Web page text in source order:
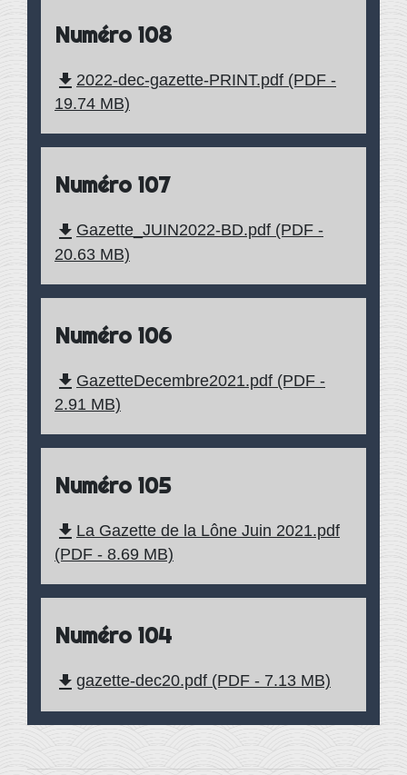
Numéro 108
file_download 2022-dec-gazette-PRINT.pdf (PDF -
19.74 MB)
Numéro 107
file_download Gazette_JUIN2022-BD.pdf (PDF -
20.63 MB)
Numéro 106
file_download GazetteDecembre2021.pdf (PDF -
2.91 MB)
Numéro 105
file_download La Gazette de la Lône Juin 2021.pdf
(PDF - 8.69 MB)
Numéro 104
file_download gazette-dec20.pdf (PDF - 7.13 MB)